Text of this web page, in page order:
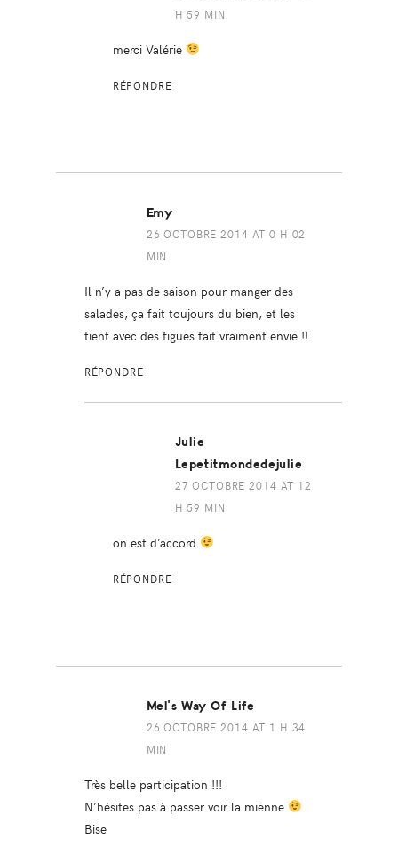
H 59 MIN
merci Valérie
RÉPONDRE
Emy
26 OCTOBRE 2014 AT 0 H 02
MIN
Il n’y a pas de saison pour manger des
salades, ça fait toujours du bien, et les
tient avec des figues fait vraiment envie !!
RÉPONDRE
Julie
Lepetitmondedejulie
27 OCTOBRE 2014 AT 12
H 59 MIN
on est d’accord
RÉPONDRE
Mel's Way Of Life
26 OCTOBRE 2014 AT 1 H 34
MIN
Très belle participation !!!
N’hésites pas à passer voir la mienne
Bise